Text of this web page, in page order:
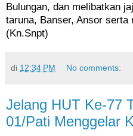
Bulungan, dan melibatkan
taruna, Banser, Ansor
(Kn.Snpt)
di 12:34 PM No comments:
Jelang HUT Ke-77
01/Pati Menggelar